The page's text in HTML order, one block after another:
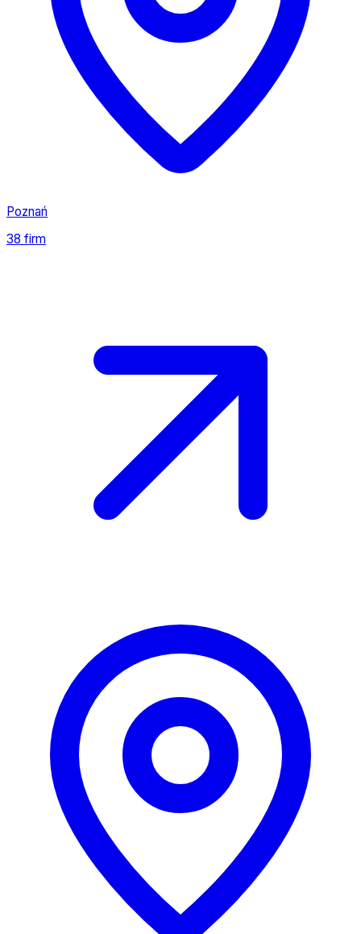
Poznań
38 firm